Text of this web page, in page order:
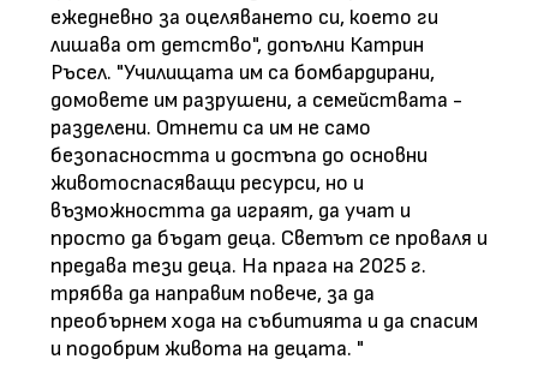
ежедневно за оцеляването си, което ги
лишава от детство", допълни Катрин
Ръсел. "Училищата им са бомбардирани,
домовете им разрушени, а семействата -
разделени. Отнети са им не само
безопасността и достъпа до основни
животоспасяващи ресурси, но и
възможността да играят, да учат и
просто да бъдат деца. Светът се проваля и
предава тези деца. На прага на 2025 г.
трябва да направим повече, за да
преобърнем хода на събитията и да спасим
и подобрим живота на децата. "